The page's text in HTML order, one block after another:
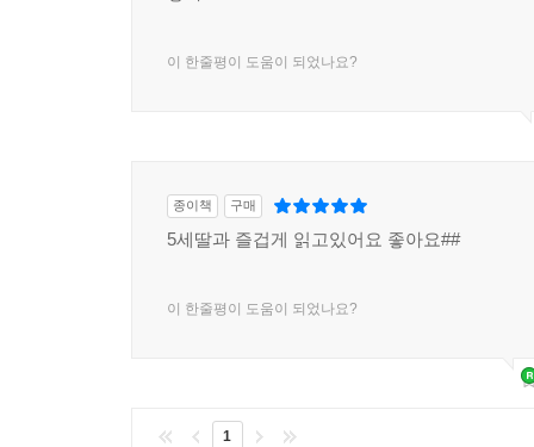
이 한줄평이 도움이 되었나요?
종이책 구매
5세딸과 즐겁게 읽고있어요 좋아요##
이 한줄평이 도움이 되었나요?
1